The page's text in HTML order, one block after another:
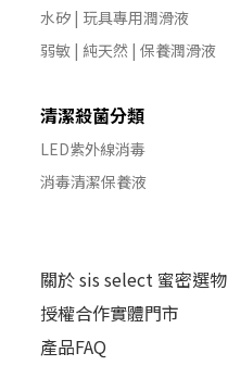
水矽 | 玩具專用潤滑液
弱敏 | 純天然 | 保養潤滑液
清潔殺菌分類
LED紫外線消毒
消毒清潔保養液
關於 sis select 蜜密選物
授權合作實體門市
產品FAQ